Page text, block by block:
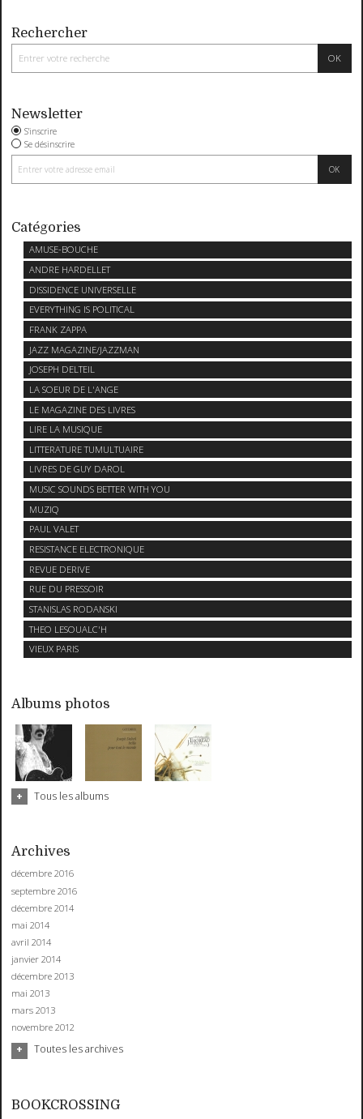
Rechercher
Newsletter
S'inscrire
Se désinscrire
Catégories
AMUSE-BOUCHE
ANDRE HARDELLET
DISSIDENCE UNIVERSELLE
EVERYTHING IS POLITICAL
FRANK ZAPPA
JAZZ MAGAZINE/JAZZMAN
JOSEPH DELTEIL
LA SOEUR DE L'ANGE
LE MAGAZINE DES LIVRES
LIRE LA MUSIQUE
LITTERATURE TUMULTUAIRE
LIVRES DE GUY DAROL
MUSIC SOUNDS BETTER WITH YOU
MUZIQ
PAUL VALET
RESISTANCE ELECTRONIQUE
REVUE DERIVE
RUE DU PRESSOIR
STANISLAS RODANSKI
THEO LESOUALC'H
VIEUX PARIS
Albums photos
Tous les albums
Archives
décembre 2016
septembre 2016
décembre 2014
mai 2014
avril 2014
janvier 2014
décembre 2013
mai 2013
mars 2013
novembre 2012
Toutes les archives
BOOKCROSSING